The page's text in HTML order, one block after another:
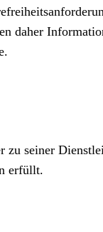
daher
seiner
erfüllt.